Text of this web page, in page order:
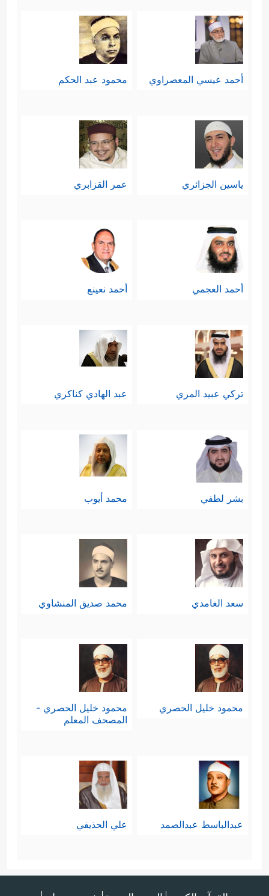
أحمد عيسي المعصراوي محمود عبد الحكم
ياسين الجزائري عمر القزابري
أحمد العجمي أحمد نعينع
تركي عبيد المري عبد الهادي كناكري
بشر لطفي محمد أيوب
سعد الغامدي محمد صديق المنشاوي
محمود خليل الحصري
محمود خليل الحصري -
المصحف المعلم
عبدالباسط عبدالصمد علي الحذيفي